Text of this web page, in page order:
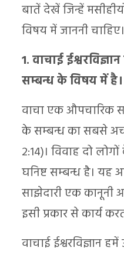
बातें देखें जिन्हें
विषय में जाननी चाहिए।
1. वाचाई
सम्बन्ध के विषय में है।
वाचा एक औपचारिक
के सम्बन्ध का सबसे
2:14)। विवाह दो
घनिष्ट सम्बन्ध है। यह
साझेदारी एक कानूनी
इसी प्रकार से कार्य
वाचाई ईश्वरविज्ञान